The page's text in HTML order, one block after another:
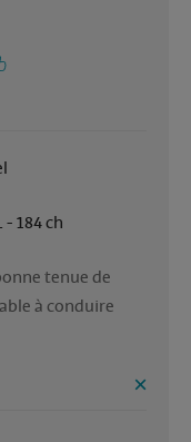
- 184 ch
tenue de
à conduire